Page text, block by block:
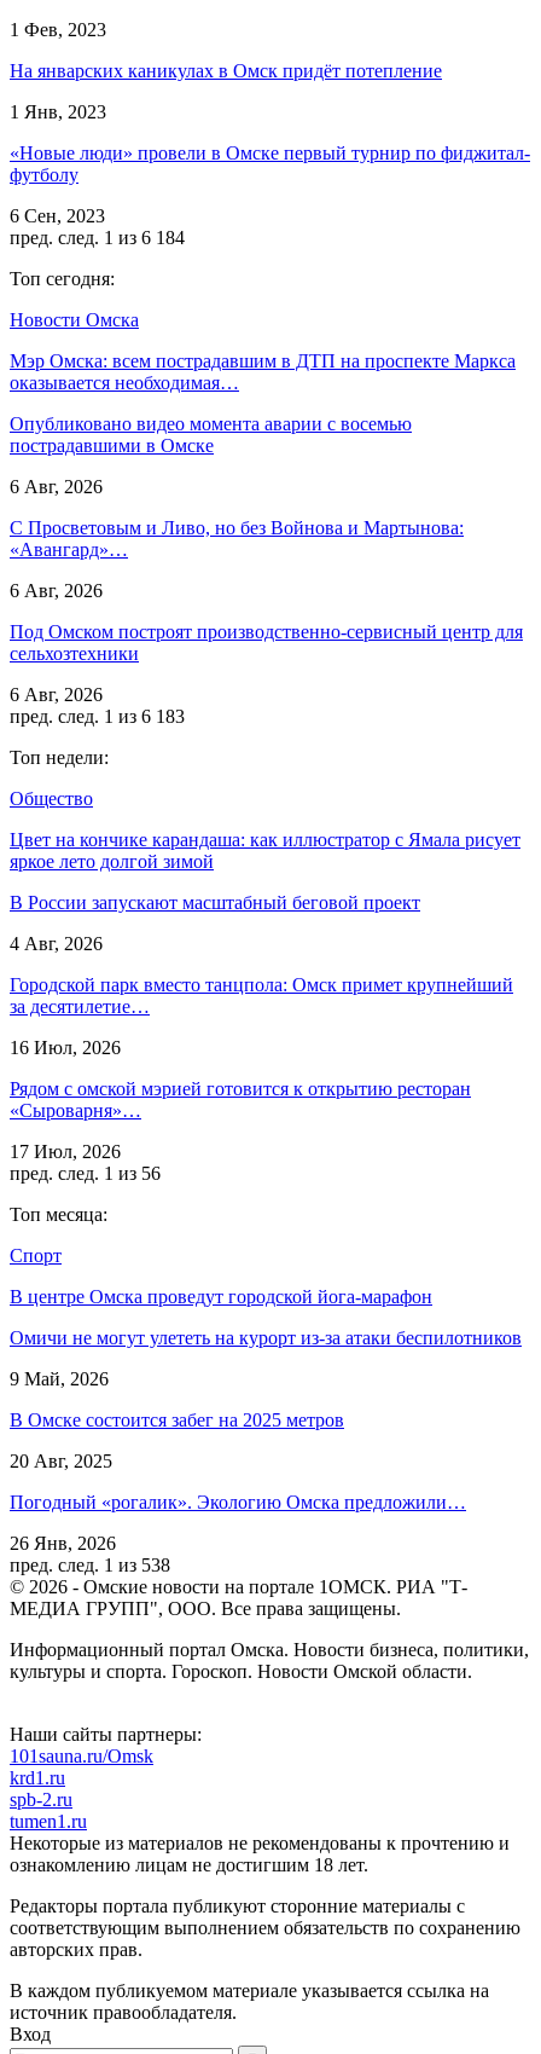
1 Фев, 2023
На январских каникулах в Омск придёт потепление
1 Янв, 2023
«Новые люди» провели в Омске первый турнир по фиджитал-
футболу
6 Сен, 2023
пред. след. 1 из 6 184
Топ сегодня:
Новости Омска
Мэр Омска: всем пострадавшим в ДТП на проспекте Маркса
оказывается необходимая…
Опубликовано видео момента аварии с восемью
пострадавшими в Омске
6 Авг, 2026
С Просветовым и Ливо, но без Войнова и Мартынова:
«Авангард»…
6 Авг, 2026
Под Омском построят производственно-сервисный центр для
сельхозтехники
6 Авг, 2026
пред. след. 1 из 6 183
Топ недели:
Общество
Цвет на кончике карандаша: как иллюстратор с Ямала рисует
яркое лето долгой зимой
В России запускают масштабный беговой проект
4 Авг, 2026
Городской парк вместо танцпола: Омск примет крупнейший
за десятилетие…
16 Июл, 2026
Рядом с омской мэрией готовится к открытию ресторан
«Сыроварня»…
17 Июл, 2026
пред. след. 1 из 56
Топ месяца:
Спорт
В центре Омска проведут городской йога-марафон
Омичи не могут улететь на курорт из-за атаки беспилотников
9 Май, 2026
В Омске состоится забег на 2025 метров
20 Авг, 2025
Погодный «рогалик». Экологию Омска предложили…
26 Янв, 2026
пред. след. 1 из 538
© 2026 - Омские новости на портале 1ОМСК. РИА "Т-
МЕДИА ГРУПП", ООО. Все права защищены.
Информационный портал Омска. Новости бизнеса, политики,
культуры и спорта. Гороскоп. Новости Омской области.
Наши сайты партнеры:
101sauna.ru/Omsk
krd1.ru
spb-2.ru
tumen1.ru
Некоторые из материалов не рекомендованы к прочтению и
ознакомлению лицам не достигшим 18 лет.
Редакторы портала публикуют сторонние материалы с
соответствующим выполнением обязательств по сохранению
авторских прав.
В каждом публикуемом материале указывается ссылка на
источник правообладателя.
Вход